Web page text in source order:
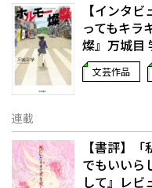
【インタ
ってもキ
燦』万城目
文芸作品
連載
【書評】
でもいいら
して』レビ